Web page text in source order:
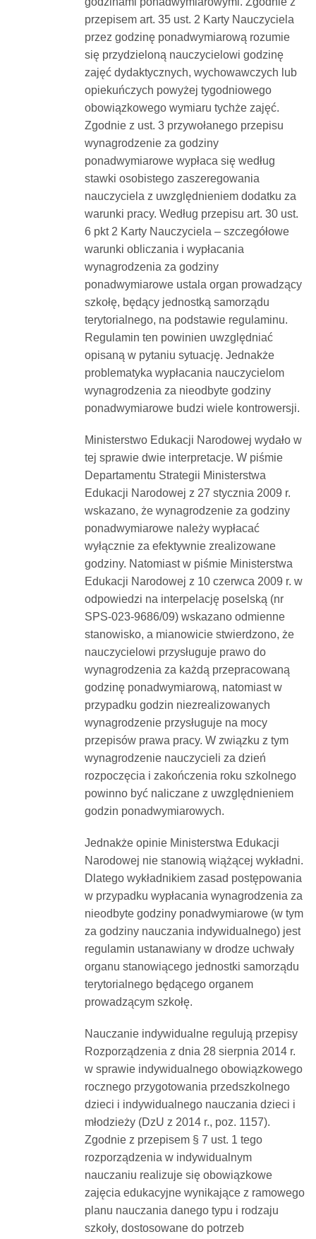
przepisem art. 35 ust. 2 Karty Nauczyciela
przez godzinę ponadwymiarową rozumie
się przydzieloną nauczycielowi godzinę
zajęć dydaktycznych, wychowawczych lub
opiekuńczych powyżej tygodniowego
obowiązkowego wymiaru tychże zajęć.
Zgodnie z ust. 3 przywołanego przepisu
wynagrodzenie za godziny
ponadwymiarowe wypłaca się według
stawki osobistego zaszeregowania
nauczyciela z uwzględnieniem dodatku za
warunki pracy. Według przepisu art. 30 ust.
6 pkt 2 Karty Nauczyciela – szczegółowe
warunki obliczania i wypłacania
wynagrodzenia za godziny
ponadwymiarowe ustala organ prowadzący
szkołę, będący jednostką samorządu
terytorialnego, na podstawie regulaminu.
Regulamin ten powinien uwzględniać
opisaną w pytaniu sytuację. Jednakże
problematyka wypłacania nauczycielom
wynagrodzenia za nieodbyte godziny
ponadwymiarowe budzi wiele kontrowersji.
Ministerstwo Edukacji Narodowej wydało w
tej sprawie dwie interpretacje. W piśmie
Departamentu Strategii Ministerstwa
Edukacji Narodowej z 27 stycznia 2009 r.
wskazano, że wynagrodzenie za godziny
ponadwymiarowe należy wypłacać
wyłącznie za efektywnie zrealizowane
godziny. Natomiast w piśmie Ministerstwa
Edukacji Narodowej z 10 czerwca 2009 r. w
odpowiedzi na interpelację poselską (nr
SPS-023-9686/09) wskazano odmienne
stanowisko, a mianowicie stwierdzono, że
nauczycielowi przysługuje prawo do
wynagrodzenia za każdą przepracowaną
godzinę ponadwymiarową, natomiast w
przypadku godzin niezrealizowanych
wynagrodzenie przysługuje na mocy
przepisów prawa pracy. W związku z tym
wynagrodzenie nauczycieli za dzień
rozpoczęcia i zakończenia roku szkolnego
powinno być naliczane z uwzględnieniem
godzin ponadwymiarowych.
Jednakże opinie Ministerstwa Edukacji
Narodowej nie stanowią wiążącej wykładni.
Dlatego wykładnikiem zasad postępowania
w przypadku wypłacania wynagrodzenia za
nieodbyte godziny ponadwymiarowe (w tym
za godziny nauczania indywidualnego) jest
regulamin ustanawiany w drodze uchwały
organu stanowiącego jednostki samorządu
terytorialnego będącego organem
prowadzącym szkołę.
Nauczanie indywidualne regulują przepisy
Rozporządzenia z dnia 28 sierpnia 2014 r.
w sprawie indywidualnego obowiązkowego
rocznego przygotowania przedszkolnego
dzieci i indywidualnego nauczania dzieci i
młodzieży (DzU z 2014 r., poz. 1157).
Zgodnie z przepisem § 7 ust. 1 tego
rozporządzenia w indywidualnym
nauczaniu realizuje się obowiązkowe
zajęcia edukacyjne wynikające z ramowego
planu nauczania danego typu i rodzaju
szkoły, dostosowane do potrzeb